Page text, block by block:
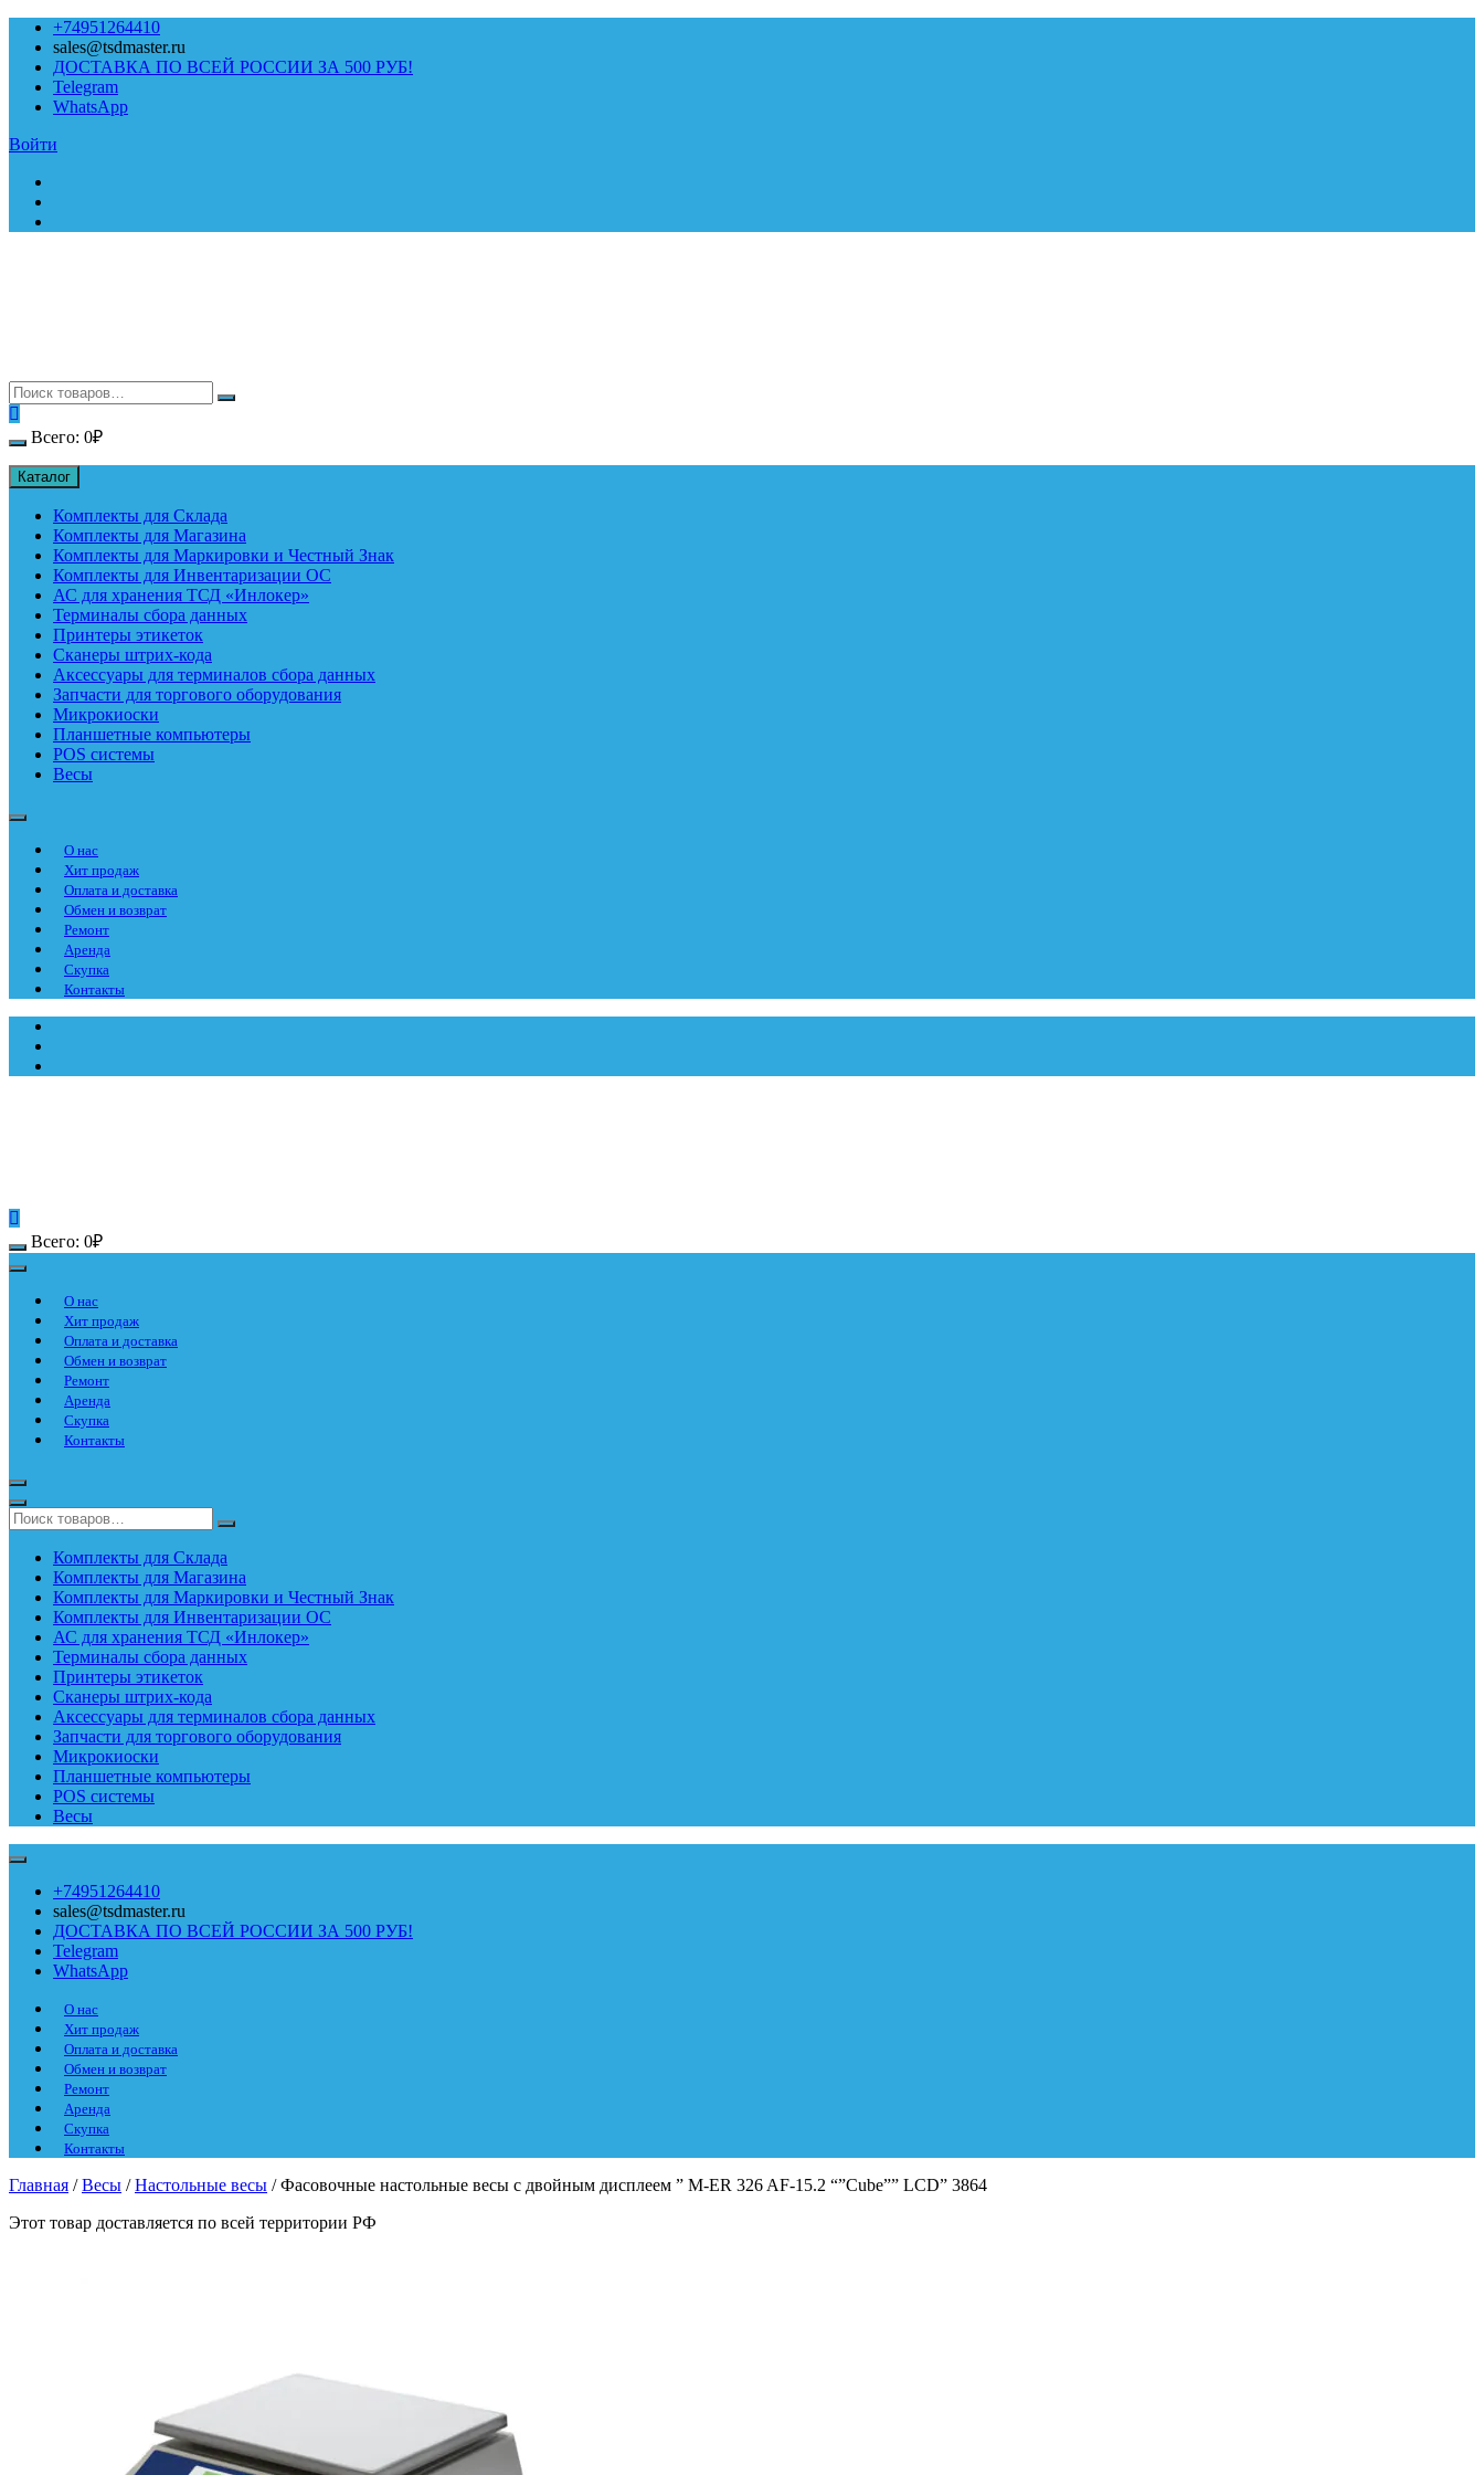
Перейти
содержимому
+74951264410
sales@tsdmaster.ru
ДОСТАВКА ПО ВСЕЙ РОССИИ ЗА 500 РУБ!
Telegram
WhatsApp
Войти
Всего: 0₽
Каталог
Комплекты для Склада
Комплекты для Магазина
Комплекты для Маркировки и Честный Знак
Комплекты для Инвентаризации ОС
АС для хранения ТСД «Инлокер»
Терминалы сбора данных
Принтеры этикеток
Сканеры штрих-кода
Аксессуары для терминалов сбора данных
Запчасти для торгового оборудования
Микрокиоски
Планшетные компьютеры
POS системы
Весы
О нас
Хит продаж
Оплата и доставка
Обмен и возврат
Ремонт
Аренда
Скупка
Контакты
Всего: 0₽
О нас
Хит продаж
Оплата и доставка
Обмен и возврат
Ремонт
Аренда
Скупка
Контакты
Комплекты для Склада
Комплекты для Магазина
Комплекты для Маркировки и Честный Знак
Комплекты для Инвентаризации ОС
АС для хранения ТСД «Инлокер»
Терминалы сбора данных
Принтеры этикеток
Сканеры штрих-кода
Аксессуары для терминалов сбора данных
Запчасти для торгового оборудования
Микрокиоски
Планшетные компьютеры
POS системы
Весы
+74951264410
sales@tsdmaster.ru
ДОСТАВКА ПО ВСЕЙ РОССИИ ЗА 500 РУБ!
Telegram
WhatsApp
О нас
Хит продаж
Оплата и доставка
Обмен и возврат
Ремонт
Аренда
Скупка
Контакты
Главная /Весы /Настольные весы / Фасовочные настольные весы с двойным дисплеем ” M-ER 326 AF-15.2 “”Cube”” LCD” 3864
Этот товар доставляется по всей территории РФ